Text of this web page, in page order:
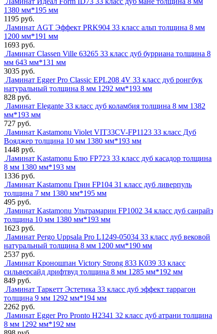
1380 мм*195 мм
1195 руб.
Ламинат AGT Эффект PRK904 33 класс альп толщина 8 мм
1200 мм*191 мм
1693 руб.
Ламинат Classen Ville 63265 33 класс дуб бурриана толщина 8
мм 643 мм*131 мм
3035 руб.
Ламинат Egger Pro Classic EPL208 4V 33 класс дуб ронгбук
натуральный толщина 8 мм 1292 мм*193 мм
828 руб.
Ламинат Elegante 33 класс дуб коламбия толщина 8 мм 1382
мм*193 мм
727 руб.
Ламинат Kastamonu Violet VIT33CV-FP1123 33 класс Дуб
Вояджер толщина 10 мм 1380 мм*193 мм
1448 руб.
Ламинат Kastamonu Блю FP723 33 класс дуб касадор толщина
8 мм 1380 мм*193 мм
1336 руб.
Ламинат Kastamonu Грин FP104 31 класс дуб ливерпуль
толщина 7 мм 1380 мм*195 мм
495 руб.
Ламинат Kastamonu Ультрамарин FP1002 34 класс дуб санрайз
толщина 10 мм 1380 мм*193 мм
1623 руб.
Ламинат Pergo Uppsala Pro L1249-05034 33 класс дуб вековой
натуральный толщина 8 мм 1200 мм*190 мм
2537 руб.
Ламинат Кроношпан Victory Strong 833 K039 33 класс
сильверсайд дрифтвуд толщина 8 мм 1285 мм*192 мм
849 руб.
Ламинат Таркетт Эстетика 33 класс дуб эффект таррагон
толщина 9 мм 1292 мм*194 мм
2262 руб.
Ламинат Egger Pro Pronto H2341 32 класс дуб атрани толщина
8 мм 1292 мм*192 мм